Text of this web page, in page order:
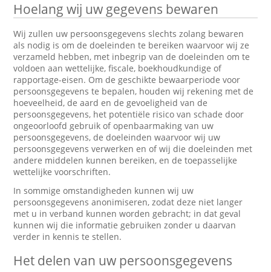
Hoelang wij uw gegevens bewaren
Wij zullen uw persoonsgegevens slechts zolang bewaren
als nodig is om de doeleinden te bereiken waarvoor wij ze
verzameld hebben, met inbegrip van de doeleinden om te
voldoen aan wettelijke, fiscale, boekhoudkundige of
rapportage-eisen. Om de geschikte bewaarperiode voor
persoonsgegevens te bepalen, houden wij rekening met de
hoeveelheid, de aard en de gevoeligheid van de
persoonsgegevens, het potentiële risico van schade door
ongeoorloofd gebruik of openbaarmaking van uw
persoonsgegevens, de doeleinden waarvoor wij uw
persoonsgegevens verwerken en of wij die doeleinden met
andere middelen kunnen bereiken, en de toepasselijke
wettelijke voorschriften.
In sommige omstandigheden kunnen wij uw
persoonsgegevens anonimiseren, zodat deze niet langer
met u in verband kunnen worden gebracht; in dat geval
kunnen wij die informatie gebruiken zonder u daarvan
verder in kennis te stellen.
Het delen van uw persoonsgegevens